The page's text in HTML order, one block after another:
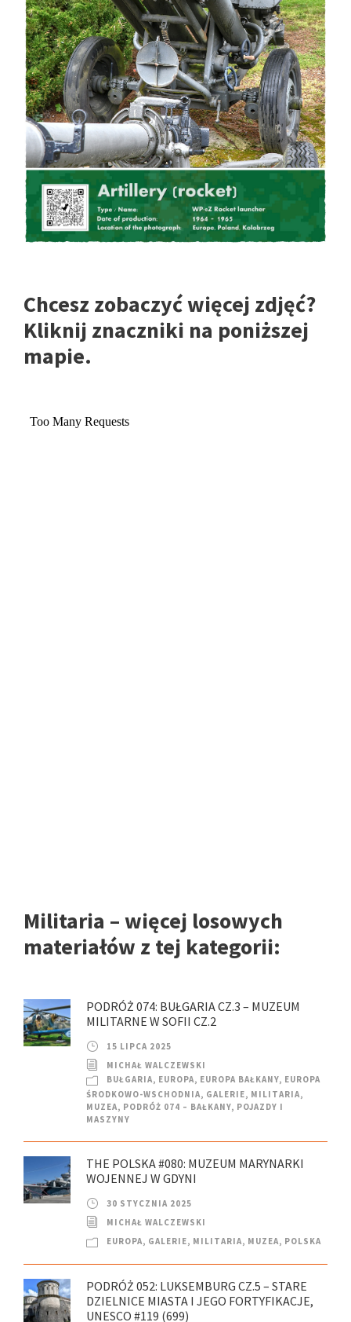
Chcesz zobaczyć więcej zdjęć?
Kliknij znaczniki na poniższej
mapie.
Militaria – więcej losowych
materiałów z tej kategorii:
PODRÓŻ 074: BUŁGARIA CZ.3 – MUZEUM
MILITARNE W SOFII CZ.2
15 LIPCA 2025
MICHAŁ WALCZEWSKI
BUŁGARIA, EUROPA, EUROPA BAŁKANY, EUROPA
ŚRODKOWO-WSCHODNIA, GALERIE, MILITARIA,
MUZEA, PODRÓŻ 074 – BAŁKANY, POJAZDY I
MASZYNY
THE POLSKA #080: MUZEUM MARYNARKI
WOJENNEJ W GDYNI
30 STYCZNIA 2025
MICHAŁ WALCZEWSKI
EUROPA, GALERIE, MILITARIA, MUZEA, POLSKA
PODRÓŻ 052: LUKSEMBURG CZ.5 – STARE
DZIELNICE MIASTA I JEGO FORTYFIKACJE,
UNESCO #119 (699)